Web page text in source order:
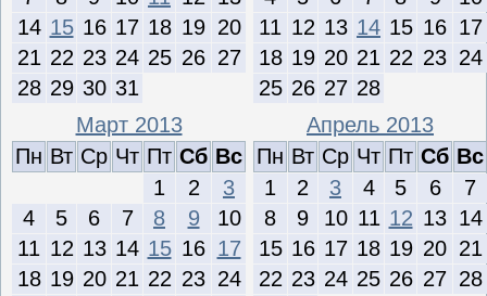
14 15 16 17 18 19 20
21 22 23 24 25 26 27
28 29 30 31
11 12 13 14 15 16 17
18 19 20 21 22 23 24
25 26 27 28
Март 2013
Пн Вт Ср Чт Пт Сб Вс
1
2
3
4
5 6 7 8 9
10
11 12 13 14 15 16 17
18 19 20 21 22 23 24
Апрель 2013
Пн Вт Ср Чт Пт Сб Вс
1
2 3 4 5 6
7
8
9 10 11 12 13 14
15 16 17 18 19 20 21
22 23 24 25 26 27 28